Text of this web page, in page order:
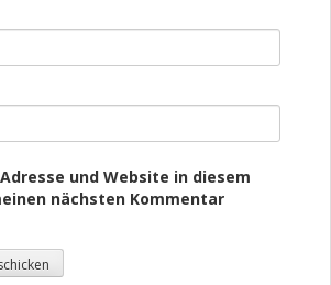
und Website in diesem
nächsten Kommentar